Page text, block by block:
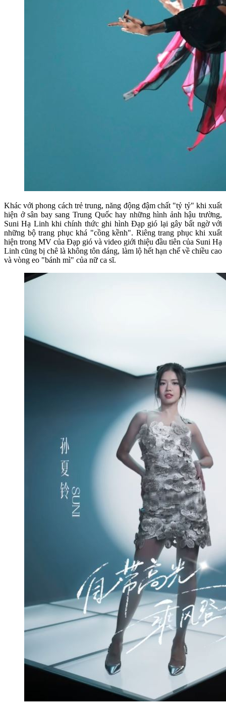
Khác với phong cách trẻ trung, năng động đậm chất "tỷ tỷ" khi xuất
hiện ở sân bay sang Trung Quốc hay những hình ảnh hậu trường,
Suni Hạ Linh khi chính thức ghi hình Đạp gió lại gây bất ngờ với
những bộ trang phục khá "cồng kềnh". Riêng trang phục khi xuất
hiện trong MV của Đạp gió và video giới thiệu đầu tiên của Suni Hạ
Linh cũng bị chê là không tôn dáng, làm lộ hết hạn chế về chiều cao
và vòng eo "bánh mì" của nữ ca sĩ.